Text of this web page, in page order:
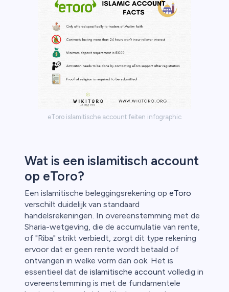
eToro islamitische account feiten infographic
Wat is een islamitisch account
op eToro?
Een islamitische beleggingsrekening op eToro
verschilt duidelijk van standaard
handelsrekeningen. In overeenstemming met de
Sharia-wetgeving, die de accumulatie van rente,
of "Riba" strikt verbiedt, zorgt dit type rekening
ervoor dat er geen rente wordt betaald of
ontvangen in welke vorm dan ook. Het is
essentieel dat de islamitische account volledig in
overeenstemming is met de fundamentele